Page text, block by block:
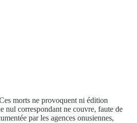
morts ne provoquent ni édition
nul correspondant ne couvre, faute de
par les agences onusiennes,